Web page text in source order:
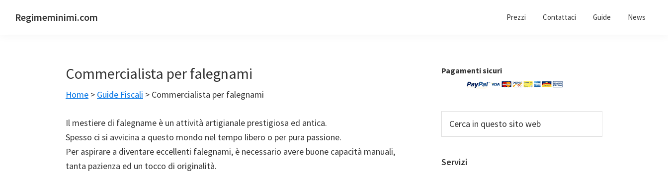
Regimeminimi.com Prezzi Contattaci Guide News
Commercialista per falegnami
Home > Guide Fiscali > Commercialista per falegnami
Il mestiere di falegname è un attività artigianale prestigiosa ed antica.
Spesso ci si avvicina a questo mondo nel tempo libero o per pura passione.
Per aspirare a diventare eccellenti falegnami, è necessario avere buone capacità manuali,
tanta pazienza ed un tocco di originalità.
Barra
laterale
Pagamenti sicuri
web
Servizi